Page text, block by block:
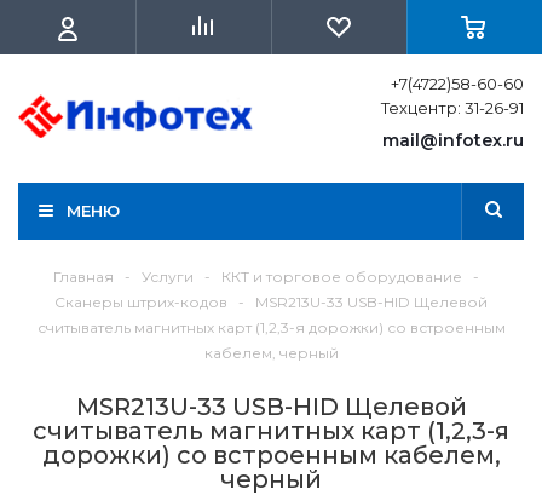
+7(4722)58-60-60
Техцентр: 31-26-91
mail@infotex.ru
МЕНЮ
Главная - Услуги - ККТ и торговое оборудование
-
Сканеры штрих-кодов
-
MSR213U-33 USB-HID Щелевой
считыватель магнитных карт (1,2,3-я дорожки) со встроенным
кабелем, черный
MSR213U-33 USB-HID Щелевой
считыватель магнитных карт (1,2,3-я
дорожки) со встроенным кабелем,
черный